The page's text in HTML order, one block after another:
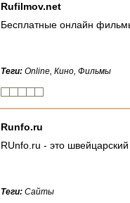
Rufilmov.net
Бесплатные онлайн
Теги: Online, Кино, Фильмы
Runfo.ru
RUnfo.ru - это
Теги: Сайты